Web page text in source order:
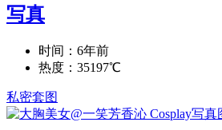
写真
时间：6年前
热度：35197℃
私密套图